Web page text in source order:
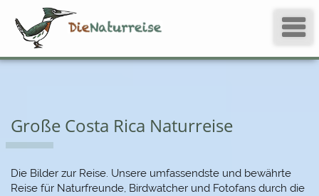
Große Costa Rica Naturreise
Die Bilder zur Reise. Unsere umfassendste und bewährte
Reise für Naturfreunde, Birdwatcher und Fotofans durch die